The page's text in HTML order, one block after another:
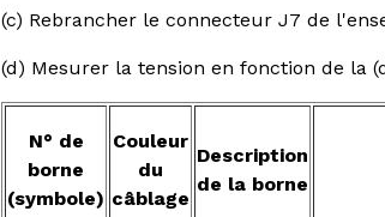
(c) Rebrancher le connecteur J7 de
(d) Mesurer la tension en fonction de la
N° de
borne
(symbole)
Couleur
du
câblage
Description
de la borne